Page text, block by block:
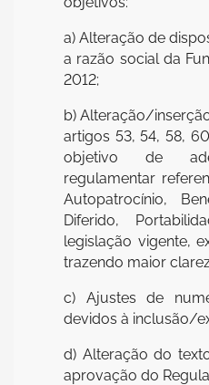
a) Alteração de
a razão social da
2012;
b) Alteração/
artigos 53, 54, 58,
objetivo de
regulamentar
Autopatrocínio,
Diferido,
legislação vigente,
trazendo maior
c) Ajustes de
devidos à inclusão/
d) Alteração do
aprovação do